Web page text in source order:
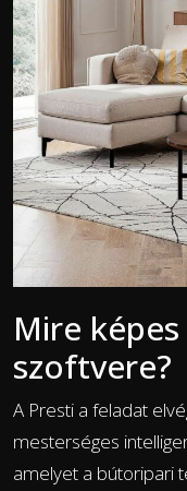
Mire
szoftvere?
A Presti a feladat
mesterséges
amelyet a bútoripari